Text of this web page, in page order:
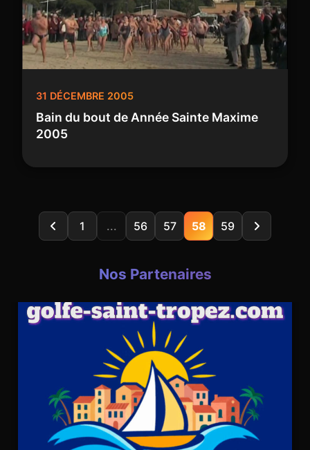
31 DÉCEMBRE 2005
Bain du bout de Année Sainte Maxime
2005
1 ... 56 57 58 59
Nos Partenaires